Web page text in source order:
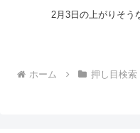
2月3日の上がりそう
ホーム 押し目検索